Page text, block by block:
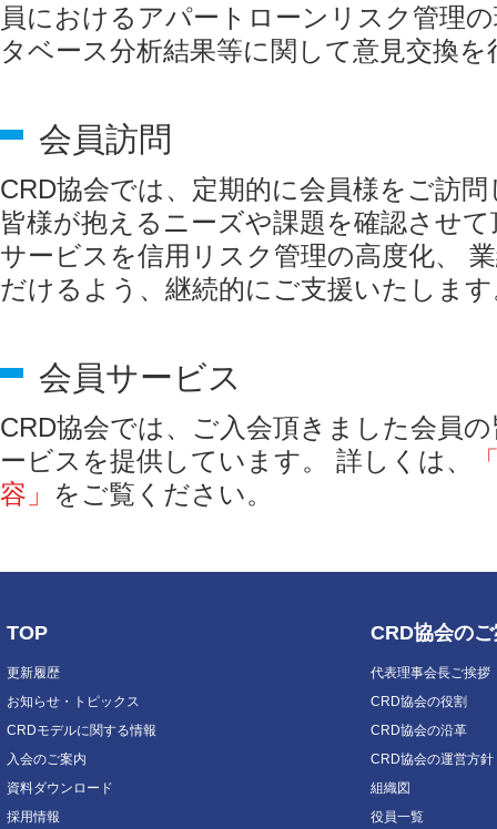
員におけるアパートローンリスク管理
タベース分析結果等に関して意見交換
会員訪問
CRD協会では、定期的に会員様をご訪
皆様が抱えるニーズや課題を確認させ
サービスを信用リスク管理の高度化、
だけるよう、継続的にご支援いたしま
会員サービス
CRD協会では、ご入会頂きました会員
ービスを提供しています。 詳しくは、
容」 をご覧ください。
TOP
更新履歴
お知らせ・トピックス
CRDモデルに関する情報
入会のご案内
資料ダウンロード
採用情報
CRD協会の
代表理事会長ご挨拶
CRD協会の役割
CRD協会の沿革
CRD協会の運営方針
組織図
役員一覧